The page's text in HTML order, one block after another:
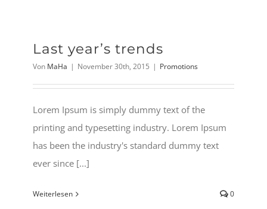
Last year’s trends
Von MaHa | November 30th, 2015 | Promotions
Lorem Ipsum is simply dummy text of the
printing and typesetting industry. Lorem Ipsum
has been the industry's standard dummy text
ever since [...]
Weiterlesen 0